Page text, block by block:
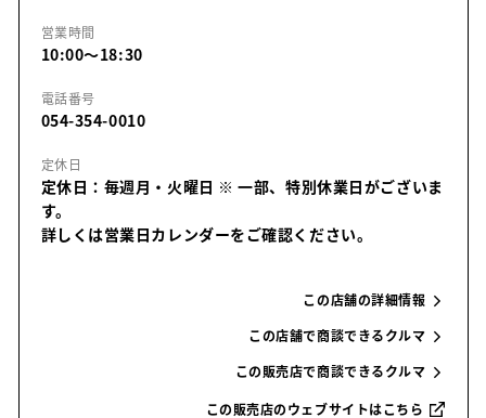
営業時間
10:00～18:30
電話番号
054-354-0010
定休日
定休日：毎週月・火曜日 ※ 一部、特別休業日がございま
す。
詳しくは営業日カレンダーをご確認ください。
この店舗の詳細情報
この店舗で商談できるクルマ
この販売店で商談できるクルマ
この販売店のウェブサイトはこちら